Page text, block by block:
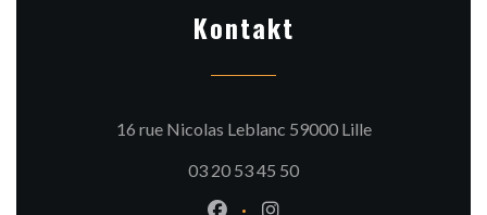
Kontakt
16 rue Nicolas Leblanc 59000 Lille((öffnet ein
03 20 53 45 50